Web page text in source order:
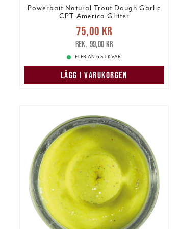
Powerbait Natural Trout Dough Garlic
CPT America Glitter
Nuvarande pris
Tidigare pris
75,00 kr
99,00 kr
FLER ÄN 6 ST KVAR
LÄGG I VARUKORGEN